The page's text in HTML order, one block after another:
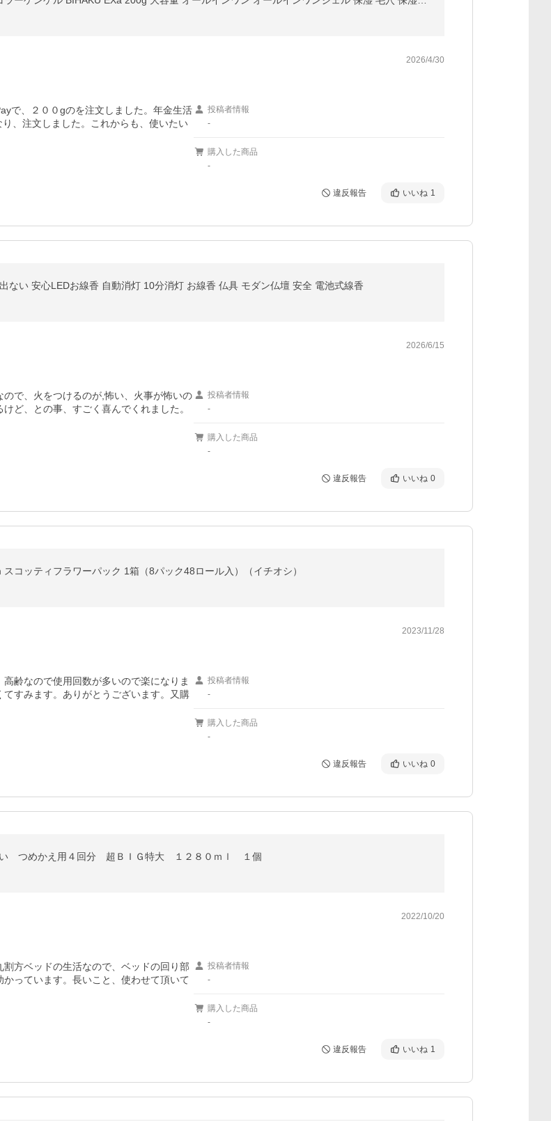
2026/4/30
で、２００gのを注文しました。年金生活
、注文しました。これからも、使いたい
投稿者情報
-
購入した商品
-
違反報告 いいね 1
ない 安心LEDお線香 自動消灯 10分消灯 お線香 仏具 モダン仏壇 安全 電池式線香
2026/6/15
で、火をつけるのが,怖い、火事が怖いの
ど、との事、すごく喜んでくれました。
投稿者情報
-
購入した商品
-
違反報告 いいね 0
コッティフラワーパック 1箱（8パック48ロール入）（イチオシ）
2023/11/28
齢なので使用回数が多いので楽になりま
すみます。ありがとうございます。又購
投稿者情報
-
購入した商品
-
違反報告 いいね 0
つめかえ用４回分 超ＢＩＧ特大 １２８０ｍｌ １個
2022/10/20
方ベッドの生活なので、ベッドの回り部
っています。長いこと、使わせて頂いて
投稿者情報
-
購入した商品
-
違反報告 いいね 1